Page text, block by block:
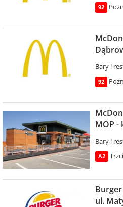
92
Bary i
92
MOP -
Bary i
A2
ul.